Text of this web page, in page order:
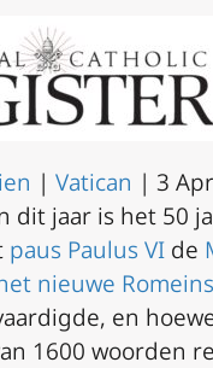
| Vatican | 3
dit jaar is het 50
paus Paulus VI de
nieuwe
en
1600 woorden